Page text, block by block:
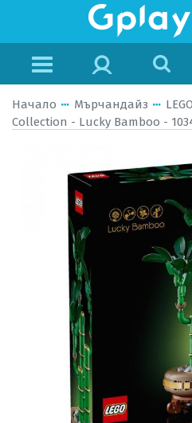
Начало Мърчандайз LEGO
Collection - Lucky Bamboo -